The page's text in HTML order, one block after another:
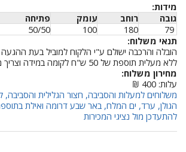
מידות:
גובה
רוחב עומק
פתיחה
180
100
50/50
תנאי משלוח:
הובלה והרכבה ישולם ע"י הלקוח למוביל בעת
ללא מעלית תוספת של 50 ש"ח לקומה במידה וצריך מנוף ישולם ע"י הלקוח
מחירון משלוח:
עלות: 400 ₪
משלוחים למעלות והסביבה, חצור הגלילית
הגולן, ערד, ים המלח, באר שבע דרומה ואילת
להתעדכן מול נציגי המכירות